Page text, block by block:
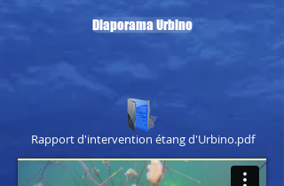
Diaporama Urbino
Rapport d'intervention étang d'Urbino.pdf